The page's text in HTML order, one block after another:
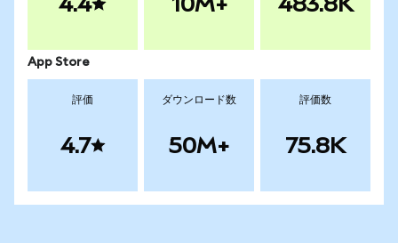
App Store
評価
4.7
ダウンロード数
50M+
評価数
75.8K